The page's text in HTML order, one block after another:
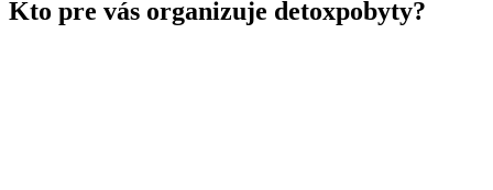
Kto pre vás organizuje detoxpobyty?